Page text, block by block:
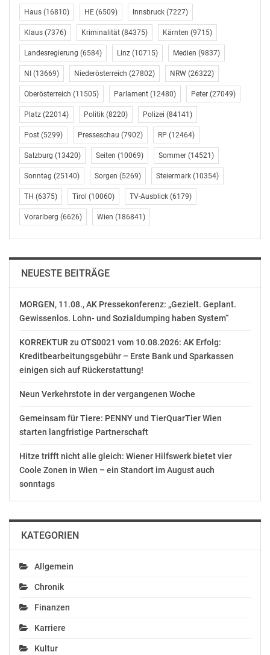
Unternehmen finanzielle Schwierigkeiten bekommen
werden. Die vorsichtigere staatliche Geld- und
Finanzpolitik werde insbesondere auf Unternehmen
durchschlagen, die schon jetzt hoch verschuldet sind
und lange Zahlungsverzögerungen verkraften müssen.
Andererseits werde der Staat verhindern, dass mehrere
gleichzeitige Stressfaktoren den Aufschwung gefährden.
Eine Reihe von Reformen ist bereits eingeleitet,
darunter ein Insolvenzgesetz, das auf die so genannten
Zombie-Firmen ziele.
„Weitere Maßnahmen lassen erkennen, dass die
Regierung riskante Kreditvergaben und die hohe
Verschuldung von Unternehmen eindämmen will“,
erklärt Michael Tawrowsky. Allerdings erfolge dies nicht
nur nach rein wirtschaftlichen, sondern auch nach
politischen Aspekten. So könnten Firmen, die zwar
beschäftigten, mit staatlicher Unterstützung rechnen.
die staatlichen Unternehmen. Solche gestützten Zombi-
Firmen gibt es hauptsächlich in Regionen mit
Schwerindustrie. Sie gelten wirtschaftlich gesehen als
„das alte China“, im Unterscheid zum „neuen China“,
dessen Unternehmen sich höherwertigen Produkten
Die Coface-Studie, die auch die Zahlungserfahrungen
chinesischer Unternehmen betrachtet: [www.coface.at]
[Zahlungsstudie chinesischer Unternehmen]
(https://www.ots.at/redirect/coface9)
internationalen Netzwerk ist Coface ein bedeutender
Kreditversicherer, Partner im Risikomanagement von
werden, unterstützt Coface 50.000 Kunden dabei,
Geschäfte aufzubauen und dynamisch zu entwickeln.
Haus (16810) HE (6509) Innsbruck (7227)
Klaus (7376) Kriminalität (84375) Kärnten (9715)
Landesregierung (6584) Linz (10715) Medien (9837)
NI (13669) Niederösterreich (27802) NRW (26322)
Oberösterreich (11505) Parlament (12480) Peter (27049)
Platz (22014) Politik (8220) Polizei (84141)
Post (5299) Presseschau (7902) RP (12464)
Salzburg (13420) Seiten (10069) Sommer (14521)
Sonntag (25140) Sorgen (5269) Steiermark (10354)
TH (6375) Tirol (10060) TV-Ausblick (6179)
Vorarlberg (6626) Wien (186841)
NEUESTE BEITRÄGE
MORGEN, 11.08., AK Pressekonferenz: „Gezielt. Geplant.
Gewissenlos. Lohn- und Sozialdumping haben System“
KORREKTUR zu OTS0021 vom 10.08.2026: AK Erfolg:
Kreditbearbeitungsgebühr – Erste Bank und Sparkassen
einigen sich auf Rückerstattung!
Neun Verkehrstote in der vergangenen Woche
Gemeinsam für Tiere: PENNY und TierQuarTier Wien
starten langfristige Partnerschaft
Hitze trifft nicht alle gleich: Wiener Hilfswerk bietet vier
Coole Zonen in Wien – ein Standort im August auch
sonntags
KATEGORIEN
Allgemein
Chronik
Finanzen
Karriere
Kultur